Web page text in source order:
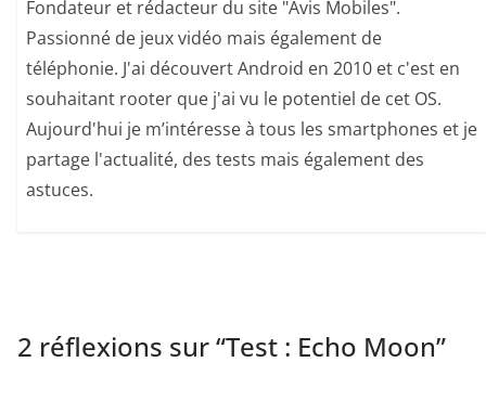
Fondateur et rédacteur du site "Avis Mobiles".
Passionné de jeux vidéo mais également de
téléphonie. J'ai découvert Android en 2010 et c'est en
souhaitant rooter que j'ai vu le potentiel de cet OS.
Aujourd'hui je m’intéresse à tous les smartphones et je
partage l'actualité, des tests mais également des
astuces.
2 réflexions sur “Test : Echo Moon”